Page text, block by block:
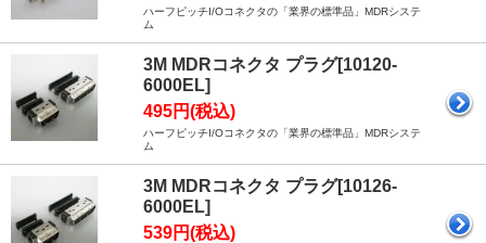
ハーフピッチI/Oコネクタの「業界の標準品」MDRシステ
ム
3M MDRコネクタ プラグ[10120-
6000EL]
495円(税込)
ハーフピッチI/Oコネクタの「業界の標準品」MDRシステ
ム
3M MDRコネクタ プラグ[10126-
6000EL]
539円(税込)